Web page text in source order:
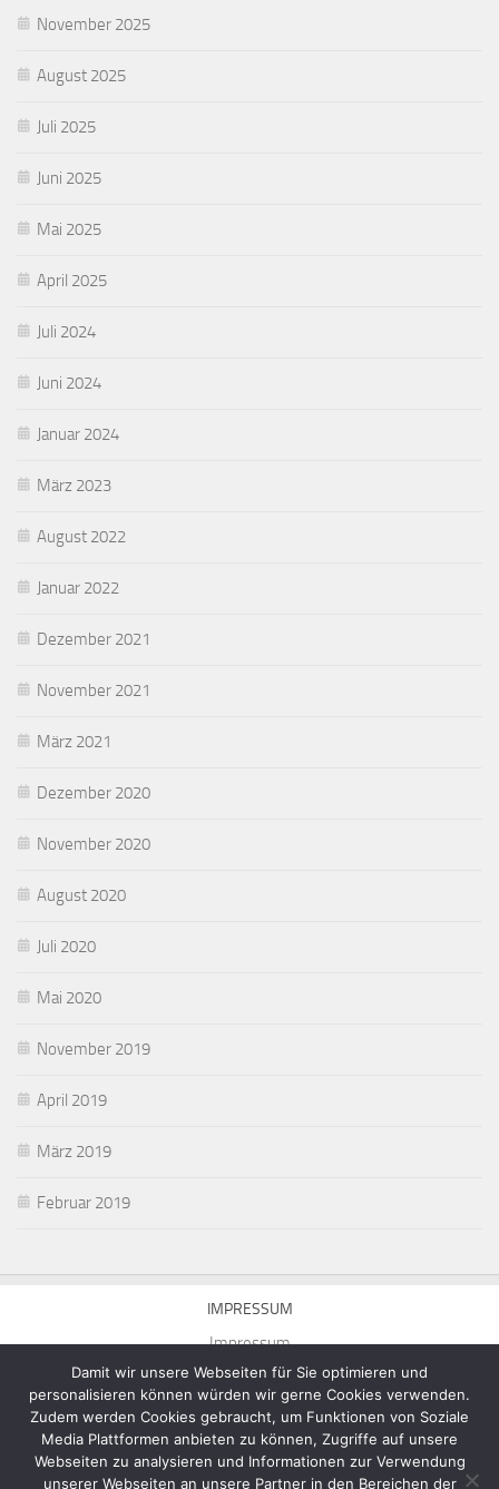
November 2025
August 2025
Juli 2025
Juni 2025
Mai 2025
April 2025
Juli 2024
Juni 2024
Januar 2024
März 2023
August 2022
Januar 2022
Dezember 2021
November 2021
März 2021
Dezember 2020
November 2020
August 2020
Juli 2020
Mai 2020
November 2019
April 2019
März 2019
Februar 2019
IMPRESSUM
Impressum
Homepage von Michael Munick © 2026. Alle Rechte vorbehalten.
Damit wir unsere Webseiten für Sie optimieren und
personalisieren können würden wir gerne Cookies verwenden.
Zudem werden Cookies gebraucht, um Funktionen von Soziale
Media Plattformen anbieten zu können, Zugriffe auf unsere
Webseiten zu analysieren und Informationen zur Verwendung
unserer Webseiten an unsere Partner in den Bereichen der